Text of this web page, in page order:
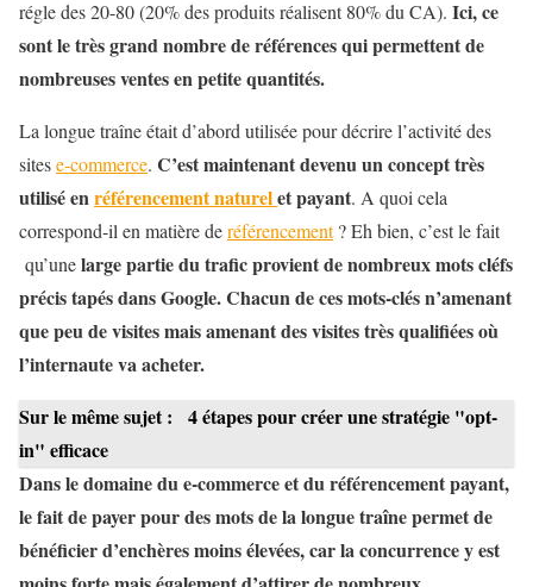
régle des 20-80 (20% des produits réalisent 80% du CA). Ici, ce
sont le très grand nombre de références qui permettent de
nombreuses ventes en petite quantités.
La longue traîne était d’abord utilisée pour décrire l’activité des
sitese-commerce. C’est maintenant devenu un concept très
utilisé enréférencement naturelet payant. A quoi cela
correspond-il en matière deréférencement? Eh bien, c’est le fait
qu’unelarge partie du trafic provient de nombreux mots cléfs
précis tapés dans Google. Chacun de ces mots-clés n’amenant
que peu de visites mais amenant des visites très qualifiées où
l’internaute va acheter.
Sur le même sujet :
4 étapes pour créer une stratégie "opt-
in" efficace
Dans le domaine du e-commerce et du référencement payant,
le fait de payer pour des mots de la longue traîne permet de
bénéficier d’enchères moins élevées, car la concurrence y est